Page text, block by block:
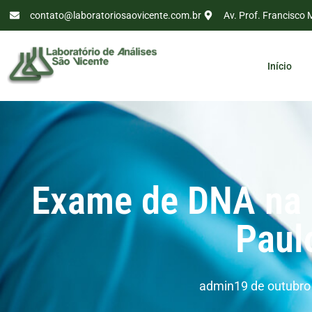
contato@laboratoriosaovicente.com.br Av. Prof. Francisco
Início
Exame de DNA
admin19 de